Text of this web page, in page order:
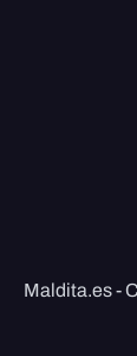
Maldita.es -